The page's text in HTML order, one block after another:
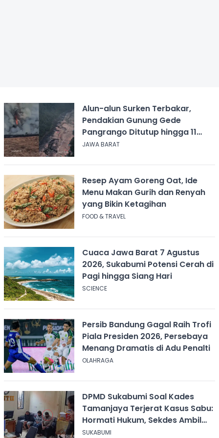
Alun-alun Surken Terbakar,
Pendakian Gunung Gede
Pangrango Ditutup hingga 11
Agustus 2026
JAWA BARAT
Resep Ayam Goreng Oat, Ide
Menu Makan Gurih dan Renyah
yang Bikin Ketagihan
FOOD & TRAVEL
Cuaca Jawa Barat 7 Agustus
2026, Sukabumi Potensi Cerah di
Pagi hingga Siang Hari
SCIENCE
Persib Bandung Gagal Raih Trofi
Piala Presiden 2026, Persebaya
Menang Dramatis di Adu Penalti
OLAHRAGA
DPMD Sukabumi Soal Kades
Tamanjaya Terjerat Kasus Sabu:
Hormati Hukum, Sekdes Ambil
Alih Pelayanan
SUKABUMI